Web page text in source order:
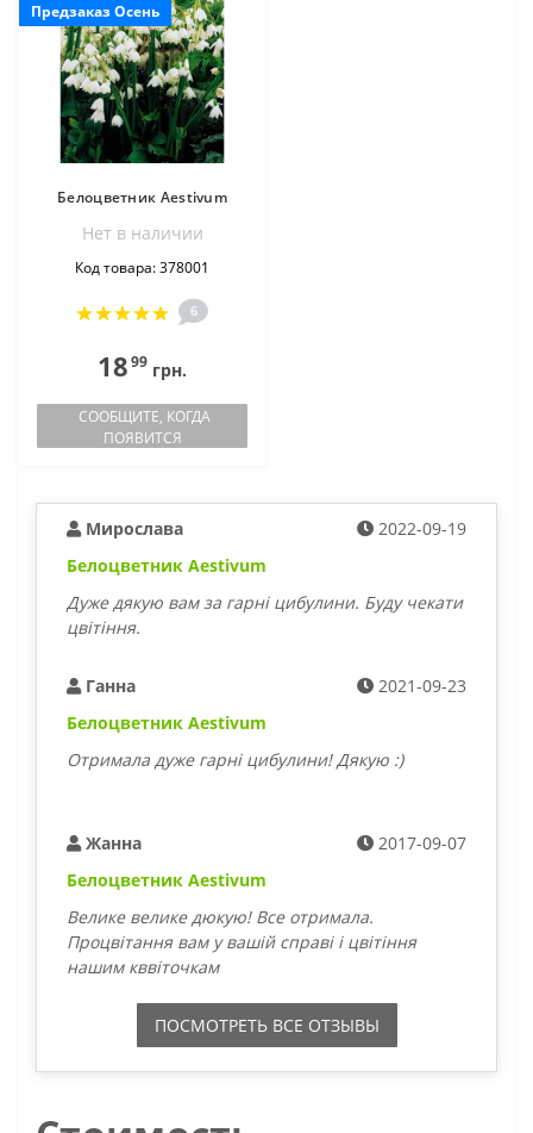
Предзаказ Осень
Белоцветник Aestivum
Нет в наличии
Код товара: 378001
6
1899 грн.
СООБЩИТЕ, КОГДА
ПОЯВИТСЯ
Мирослава
2022-09-19
Белоцветник Aestivum
Дуже дякую вам за гарні цибулини. Буду чекати
цвітіння.
Ганна
2021-09-23
Белоцветник Aestivum
Отримала дуже гарні цибулини! Дякую :)
Жанна
2017-09-07
Белоцветник Aestivum
Велике велике дюкую! Все отримала.
Процвітання вам у вашій справі і цвітіння
нашим кввіточкам
ПОСМОТРЕТЬ ВСЕ ОТЗЫВЫ